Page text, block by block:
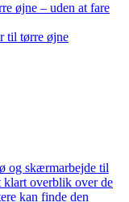
øjne – uden at fare
til tørre øjne
og skærmarbejde til
klart overblik over de
kan finde den